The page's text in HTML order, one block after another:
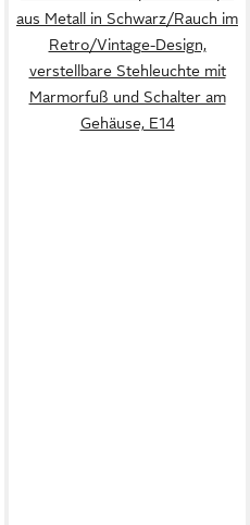
aus Metall in Schwarz/Rauch im
Retro/Vintage-Design,
verstellbare Stehleuchte mit
Marmorfuß und Schalter am
Gehäuse, E14